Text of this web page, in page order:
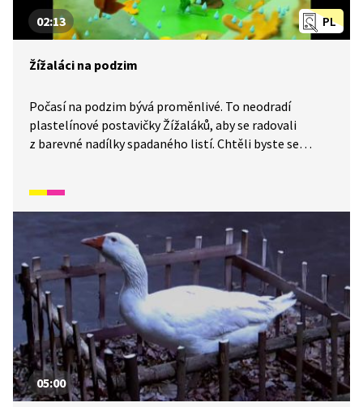
PL
02:13
Žížaláci na podzim
Počasí na podzim bývá proměnlivé. To neodradí
plastelínové postavičky Žížaláků, aby se radovali
z barevné nadílky spadaného listí. Chtěli byste se
z nich obrázky anebo si je obtisknout na plát
z modelíny. Nechte se Žížaláky inspirovat k vytvoření
vlastního plastelínového světa.
05:00